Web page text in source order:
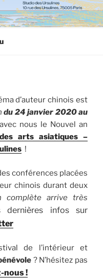
d’auteur chinois est
du 24 janvier 2020 au
nous le Nouvel an
arts asiatiques –
!
conférences placées
chinois durant deux
complète arrive très
dernières infos sur
de l’intérieur et
? N’hésitez pas
nous !